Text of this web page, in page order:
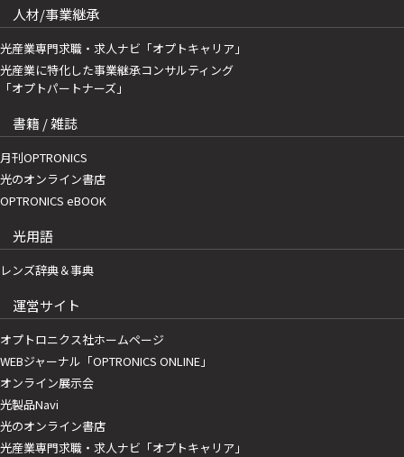
人材/事業継承
光産業専門求職・求人ナビ「オプトキャリア」
光産業に特化した事業継承コンサルティング
「オプトパートナーズ」
書籍 / 雑誌
月刊OPTRONICS
光のオンライン書店
OPTRONICS eBOOK
光用語
レンズ辞典＆事典
運営サイト
オプトロニクス社ホームページ
WEBジャーナル「OPTRONICS ONLINE」
オンライン展示会
光製品Navi
光のオンライン書店
光産業専門求職・求人ナビ「オプトキャリア」